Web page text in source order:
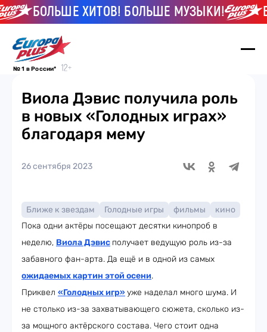
БОЛЬШЕ ХИТОВ! БОЛЬШЕ МУЗЫКИ!
№ 1 в России*
Виола Дэвис получила роль
в новых «Голодных играх»
благодаря мему
26 сентября 2023
Ближе к звездам Голодные игры фильмы
кино
Пока одни актёры посещают десятки кинопроб в
неделю, Виола Дэвис получает ведущую роль из-за
забавного фан-арта. Да ещё и в одной из самых
ожидаемых картин этой осени.
Приквел «Голодных игр»уже наделал много шума. И
не столько из-за захватывающего сюжета, сколько из-
за мощного актёрского состава. Чего стоит одна